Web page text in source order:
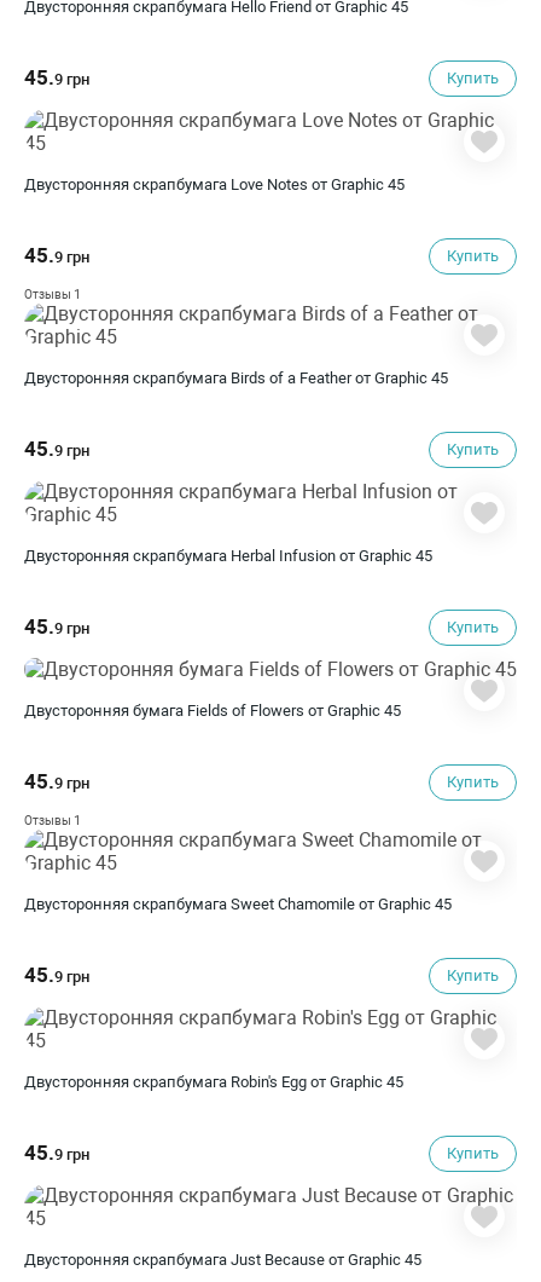
Двусторонняя скрапбумага Hello Friend от Graphic 45
45.9 грн Купить
Двусторонняя скрапбумага Love Notes от Graphic 45
45.9 грн Купить
Отзывы 1
Двусторонняя скрапбумага Birds of a Feather от Graphic 45
45.9 грн Купить
Двусторонняя скрапбумага Herbal Infusion от Graphic 45
45.9 грн Купить
Двусторонняя бумага Fields of Flowers от Graphic 45
45.9 грн Купить
Отзывы 1
Двусторонняя скрапбумага Sweet Chamomile от Graphic 45
45.9 грн Купить
Двусторонняя скрапбумага Robin's Egg от Graphic 45
45.9 грн Купить
Двусторонняя скрапбумага Just Because от Graphic 45